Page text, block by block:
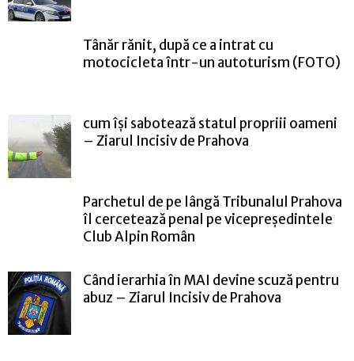
Tânăr rănit, după ce a intrat cu
motocicleta într-un autoturism (FOTO)
cum își sabotează statul propriii oameni
– Ziarul Incisiv de Prahova
Parchetul de pe lângă Tribunalul Prahova
îl cercetează penal pe vicepreședintele
Club Alpin Român
Când ierarhia în MAI devine scuză pentru
abuz – Ziarul Incisiv de Prahova